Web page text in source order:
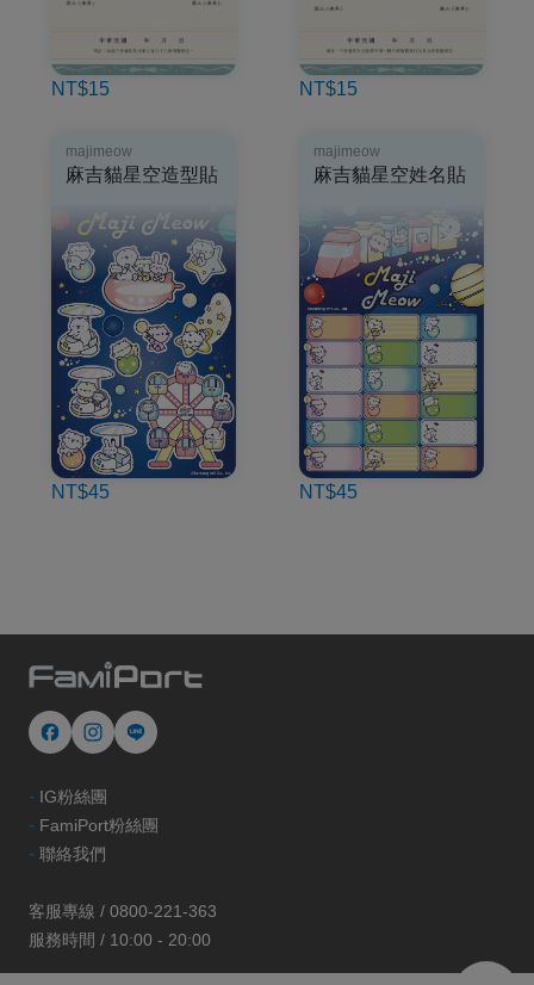
NT$15 NT$15
majimeow
麻吉貓星空造型貼
NT$45
majimeow
麻吉貓星空姓名貼
NT$45
- IG粉絲團
- FamiPort粉絲團
- 聯絡我們
客服專線 / 0800-221-363
服務時間 / 10:00 - 20:00